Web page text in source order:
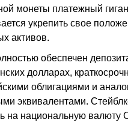
монеты платежный
укрепить свое
активов.
обеспечен
долларах,
облигациями и
эквивалентами.
на национальную валюту